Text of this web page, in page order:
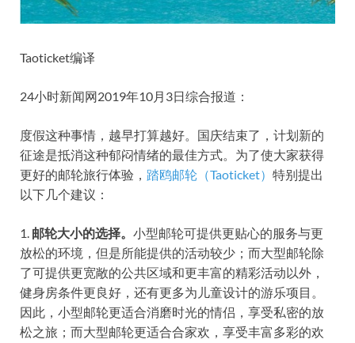
Taoticket编译
24小时新闻网2019年10月3日综合报道：
度假这种事情，越早打算越好。国庆结束了，计划新的
征途是抵消这种郁闷情绪的最佳方式。为了使大家获得
更好的邮轮旅行体验， 踏鸥邮轮（Taoticket） 特别提出
以下几个建议：
1. 邮轮大小的选择。 小型邮轮可提供更贴心的服务与更
放松的环境，但是所能提供的活动较少；而大型邮轮除
了可提供更宽敞的公共区域和更丰富的精彩活动以外，
健身房条件更良好，还有更多为儿童设计的游乐项目。
因此，小型邮轮更适合消磨时光的情侣，享受私密的放
松之旅；而大型邮轮更适合合家欢，享受丰富多彩的欢